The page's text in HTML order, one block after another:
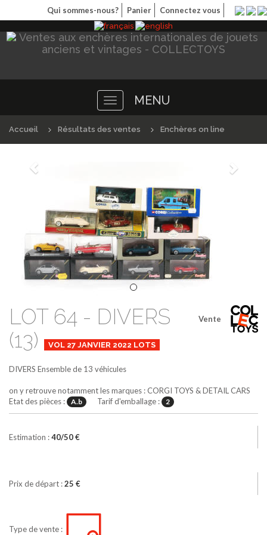
Qui sommes-nous? Panier Connectez vous
Toggle
navigation
MENU
Accueil Résultats des ventes Enchères on line
Précédént
Vente
LOT 64 - DIVERS
(13)
VOL 27 JANVIER 2022 LOTS
DIVERS Ensemble de 13 véhicules
on y retrouve notamment les marques : CORGI TOYS & DETAIL CARS
Etat des pièces :
A.b Tarif d'emballage : 2
Estimation :40/50 €
Prix de départ :25 €
Type de vente :